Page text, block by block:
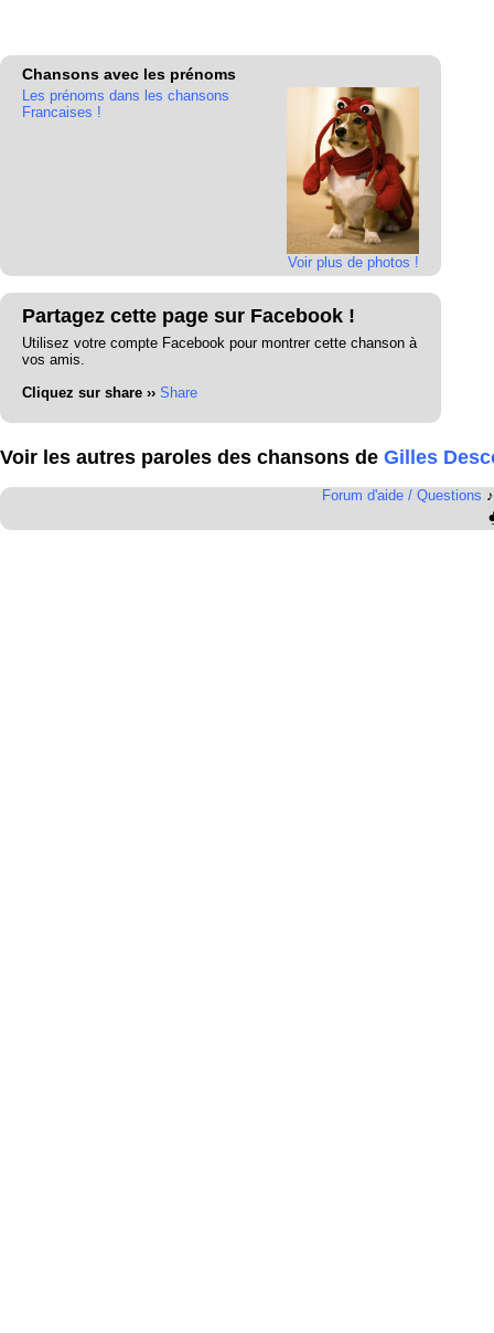
Chansons avec les prénoms
Voir plus de photos !
Les prénoms dans les chansons
Francaises !
Partagez cette page sur Facebook !
Utilisez votre compte Facebook pour montrer cette chanson à
vos amis.
Cliquez sur share ›› Share
Voir les autres paroles des chansons de Gilles
Forum d'aide / Questions